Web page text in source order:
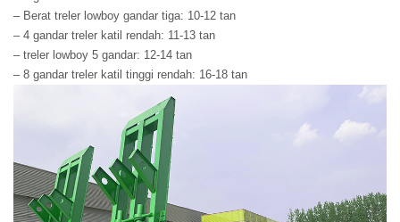
– Berat treler lowboy gandar tiga: 10-12 tan
– 4 gandar treler katil rendah: 11-13 tan
– treler lowboy 5 gandar: 12-14 tan
– 8 gandar treler katil tinggi rendah: 16-18 tan